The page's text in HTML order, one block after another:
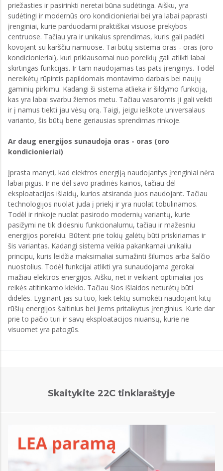
priežasties ir pasirinkti neretai būna sudėtinga. Aišku, yra
sudėtingi ir modernūs oro kondicionieriai bei yra labai paprasti
įrenginiai, kurie parduodami praktiškai visuose prekybos
centruose. Tačiau yra ir unikalus sprendimas, kuris gali padėti
kovojant su karščiu namuose. Tai būtų sistema oras - oras (oro
kondicionieriai), kuri priklausomai nuo poreikių gali atlikti labai
skirtingas funkcijas. Ir tam naudojamas tas pats įrenginys. Todėl
nereikėtų rūpintis papildomais montavimo darbais bei naujų
gaminių pirkimu. Kadangi ši sistema atlieka ir šildymo funkciją,
kas yra labai svarbu žiemos metu. Tačiau vasaromis ji gali veikti
ir į namus tiekti jau vėsų orą. Taigi, jeigu ieškote universalaus
varianto, šis būtų bene geriausias sprendimas rinkoje.
Ar daug energijos sunaudoja oras - oras (oro
kondicionieriai)
Įprasta manyti, kad elektros energiją naudojantys įrenginiai nėra
labai pigūs. Ir ne dėl savo pradinės kainos, tačiau dėl
eksploatacijos išlaidų, kurios atsiranda juos naudojant. Tačiau
technologijos nuolat juda į priekį ir yra nuolat tobulinamos.
Todėl ir rinkoje nuolat pasirodo modernių variantų, kurie
pasižymi ne tik didesniu funkcionalumu, tačiau ir mažesniu
energijos poreikiu. Būtent prie tokių galėtų būti priskiriamas ir
šis variantas. Kadangi sistema veikia pakankamai unikaliu
principu, kuris leidžia maksimaliai sumažinti šilumos arba šalčio
nuostolius. Todėl funkcijai atlikti yra sunaudojama gerokai
mažiau elektros energijos. Aišku, net ir veikiant optimaliai jos
reikės atitinkamo kiekio. Tačiau šios išlaidos neturėtų būti
didelės. Lyginant jas su tuo, kiek tektų sumokėti naudojant kitų
rūšių energijos šaltinius bei jiems pritaikytus įrenginius. Kurie dar
prie to pačio turi ir savų eksploatacijos niuansų, kurie ne
visuomet yra patogūs.
Skaitykite 22C tinklaraštyje